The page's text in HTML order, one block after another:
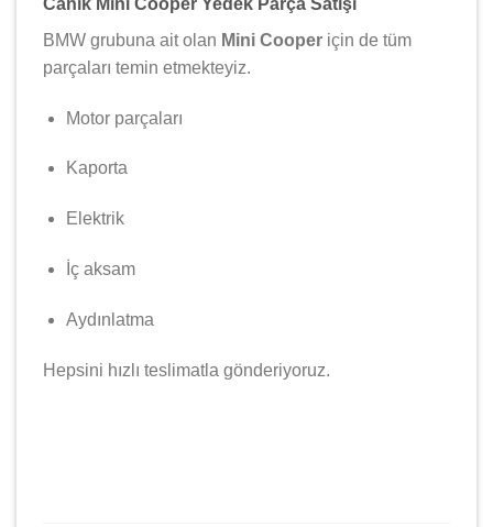
BMW grubuna ait olan Mini Cooper için de tüm
parçaları temin etmekteyiz.
Motor parçaları
Kaporta
Elektrik
İç aksam
Aydınlatma
Hepsini hızlı teslimatla gönderiyoruz.